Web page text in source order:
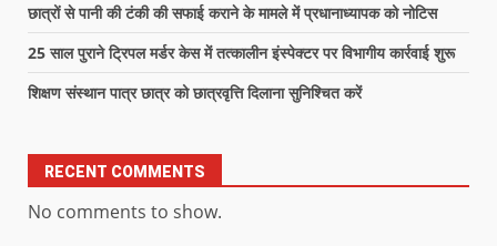
छात्रों से पानी की टंकी की सफाई कराने के मामले में प्रधानाध्यापक को नोटिस
25 साल पुराने ट्रिपल मर्डर केस में तत्कालीन इंस्पेक्टर पर विभागीय कार्रवाई शुरू
शिक्षण संस्थान पात्र छात्र को छात्रवृत्ति दिलाना सुनिश्चित करें
RECENT COMMENTS
No comments to show.